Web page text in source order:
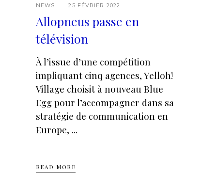
NEWS 25 FÉVRIER 2022
Allopneus passe en
télévision
À l’issue d’une compétition
impliquant cinq agences, Yelloh!
Village choisit à nouveau Blue
Egg pour l’accompagner dans sa
stratégie de communication en
Europe,
READ MORE